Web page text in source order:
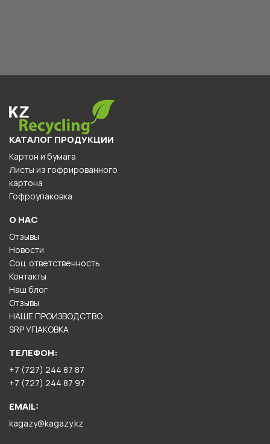
КАТАЛОГ ПРОДУКЦИИ
картон и бумага
листы из гофрированного
картона
гофроупаковка
О НАС
отзывы
новости
соц. ответственность
контакты
наш блог
отзывы
НАШЕ ПРОИЗВОДСТВО
SRP УПАКОВКА
ТЕЛЕФОН:
+7 (727) 244 87 87
+7 (727) 244 87 97
EMAIL:
kagazy@kagazy.kz